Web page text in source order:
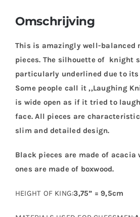
Omschrijving
This is amazingly well-balanced
pieces. The silhouette of knight
particularly underlined due to
Some people call it ,,Laughing
is wide open as if it tried to
face.All pieces are
slim and detailed design.
Black pieces are made of acacia
ones are made of boxwood.
HEIGHT OF KING:3,75” = 9,5cm